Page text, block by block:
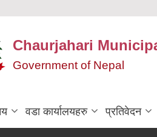
Chaurjahari
Government of Nepal
वडा कार्यालयहरु प्रतिवेदन